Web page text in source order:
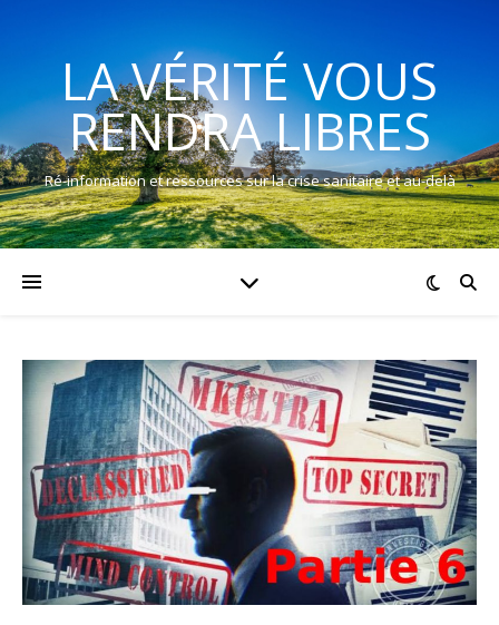
LA VÉRITÉ VOUS
RENDRA LIBRES
Ré-information et ressources sur la crise sanitaire et au-delà